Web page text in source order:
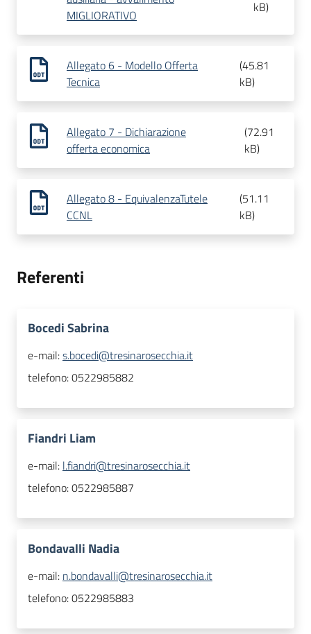
MIGLIORATIVO
kB)
Allegato 6 - Modello Offerta
Tecnica
(45.81
kB)
Allegato 7 - Dichiarazione
offerta economica
(72.91
kB)
Allegato 8 - EquivalenzaTutele
CCNL
(51.11
kB)
Referenti
Bocedi Sabrina
e-mail:s.bocedi@tresinarosecchia.it
telefono:0522985882
Fiandri Liam
e-mail: l.fiandri@tresinarosecchia.it
telefono:0522985887
Bondavalli Nadia
e-mail: n.bondavalli@tresinarosecchia.it
telefono:0522985883